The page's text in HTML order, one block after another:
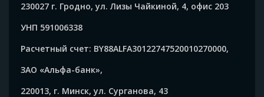
230027 г. Гродно, ул. Лизы Чайкиной, 4, офис 203
УНП 591006338
Расчетный счет: BY88ALFA30122747520010270000,
ЗАО «Альфа-банк»,
220013, г. Минск, ул. Сурганова, 43